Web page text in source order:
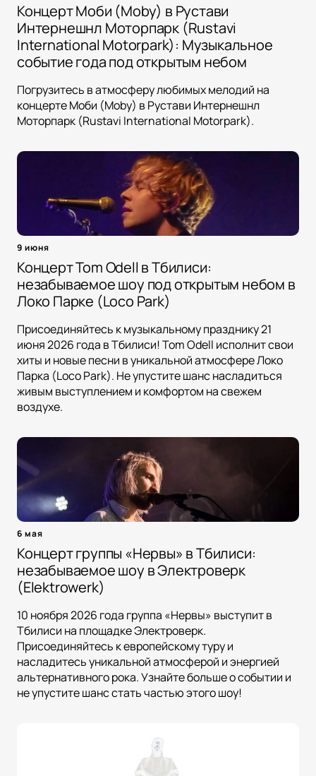
Концерт Моби (Moby) в Рустави
Интернешнл Моторпарк (Rustavi
International Motorpark): Музыкальное
событие года под открытым небом
Погрузитесь в атмосферу любимых мелодий на
концерте Моби (Moby) в Рустави Интернешнл
Моторпарк (Rustavi International Motorpark).
9 июня
Концерт Tom Odell в Тбилиси:
незабываемое шоу под открытым небом в
Локо Парке (Loco Park)
Присоединяйтесь к музыкальному празднику 21
июня 2026 года в Тбилиси! Tom Odell исполнит свои
хиты и новые песни в уникальной атмосфере Локо
Парка (Loco Park). Не упустите шанс насладиться
живым выступлением и комфортом на свежем
воздухе.
6 мая
Концерт группы «Нервы» в Тбилиси:
незабываемое шоу в Электроверк
(Elektrowerk)
10 ноября 2026 года группа «Нервы» выступит в
Тбилиси на площадке Электроверк.
Присоединяйтесь к европейскому туру и
насладитесь уникальной атмосферой и энергией
альтернативного рока. Узнайте больше о событии и
не упустите шанс стать частью этого шоу!